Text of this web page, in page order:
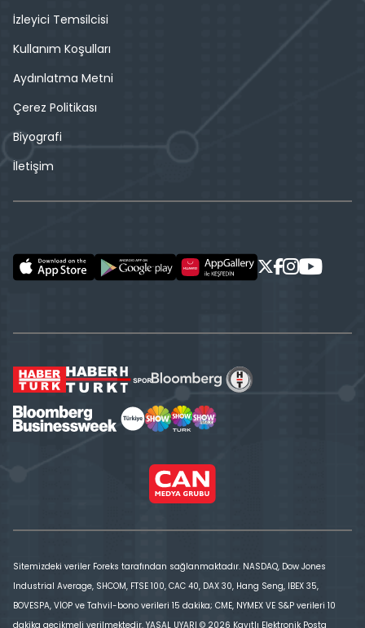
İzleyici Temsilcisi
Kullanım Koşulları
Aydınlatma Metni
Çerez Politikası
Biyografi
İletişim
Sitemizdeki veriler Foreks tarafından sağlanmaktadır. NASDAQ, Dow Jones
Industrial Average, SHCOM, FTSE 100, CAC 40, DAX 30, Hang Seng, IBEX 35,
BOVESPA, VİOP ve Tahvil-bono verileri 15 dakika; CME, NYMEX VE S&P verileri 10
dakika gecikmeli verilmektedir. YASAL UYARI © 2026 Kayıtlı Elektronik Posta